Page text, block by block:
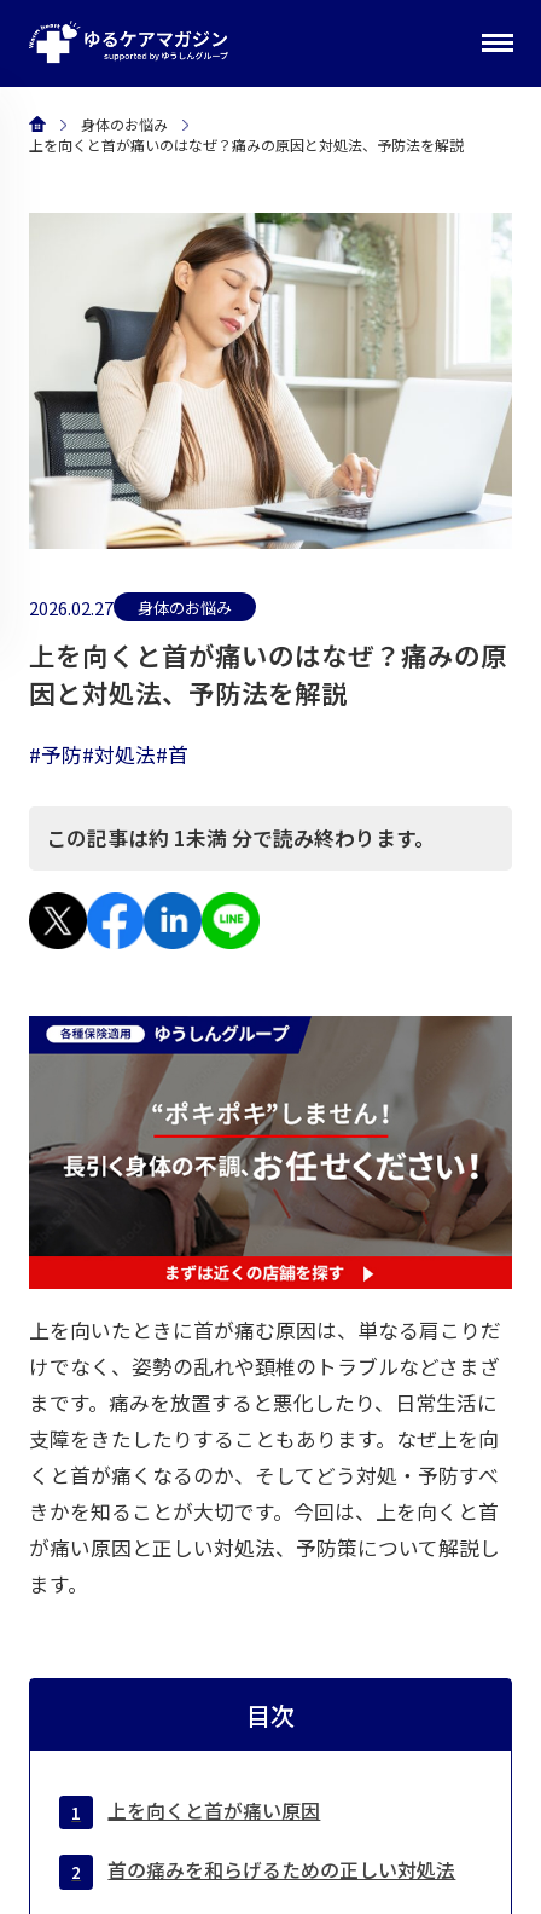
身体のお悩み
上を向くと首が痛いのはなぜ？痛みの原因と対処法、予防法を解説
2026.02.27 身体のお悩み
上を向くと首が痛いのはなぜ？痛みの原
因と対処法、予防法を解説
#予防#対処法#首
この記事は約 1未満 分で読み終わります。
上を向いたときに首が痛む原因は、単なる肩こりだ
けでなく、姿勢の乱れや頚椎のトラブルなどさまざ
まです。痛みを放置すると悪化したり、日常生活に
支障をきたしたりすることもあります。なぜ上を向
くと首が痛くなるのか、そしてどう対処・予防すべ
きかを知ることが大切です。今回は、上を向くと首
が痛い原因と正しい対処法、予防策について解説し
ます。
目次
上を向くと首が痛い原因
首の痛みを和らげるための正しい対処法